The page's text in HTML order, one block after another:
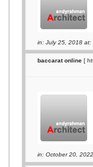
in: July 25, 2018 at:
baccarat online [
in: October 20,